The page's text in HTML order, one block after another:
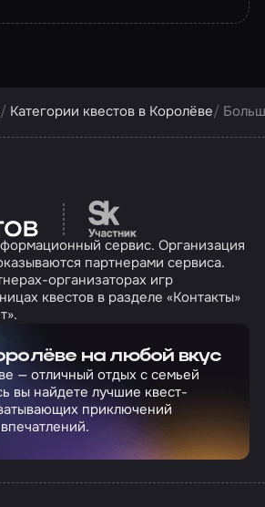
Категории квестов в Королёве
Перейти на сайт
сервис. Организация
партнерами сервиса.
организаторах игр
квестов в разделе «Контакты»
на любой вкус
— отличный отдых с семьей
вы найдете лучшие квест-
приключений